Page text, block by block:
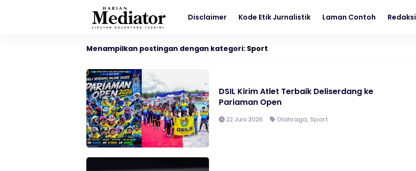
Disclaimer Kode Etik Jurnalistik Laman Contoh Redaksi
Menampilkan postingan dengan kategori: Sport
DSIL Kirim Atlet Terbaik Deliserdang ke
Pariaman Open
22 Juni 2026 Olahraga,Sport